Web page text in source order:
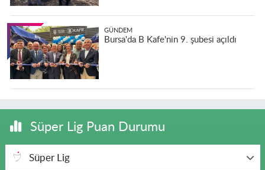
GÜNDEM
Bursa'da B Kafe'nin 9. şubesi açıldı
Süper Lig Puan Durumu
Süper Lig